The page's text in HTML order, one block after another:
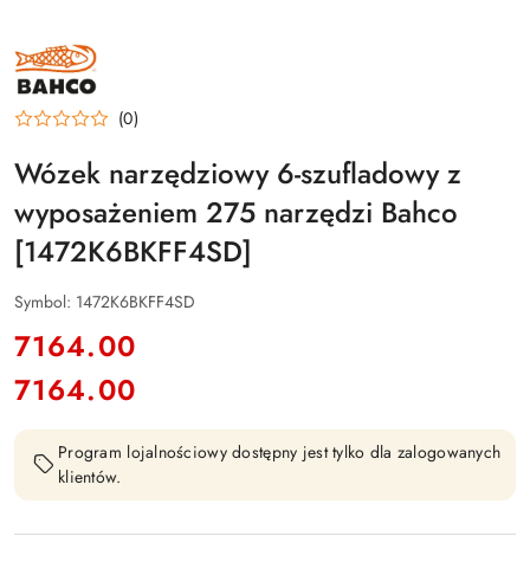
BAHCO
(0)
Wózek narzędziowy 6-szufladowy z
wyposażeniem 275 narzędzi Bahco
[1472K6BKFF4SD]
Symbol: 1472K6BKFF4SD
cena:
7164.00
Cena:
7164.00
Program lojalnościowy dostępny jest tylko dla zalogowanych
klientów.